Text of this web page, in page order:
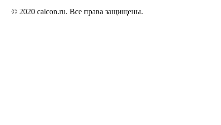
© 2020 calcon.ru. Все права защищены.